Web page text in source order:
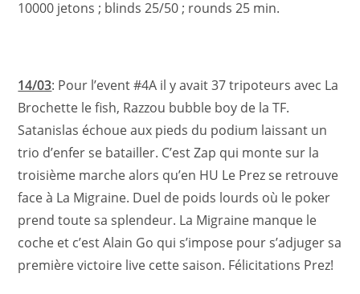
10000 jetons ; blinds 25/50 ; rounds 25 min.
14/03: Pour l’event #4A il y avait 37 tripoteurs avec La
Brochette le fish, Razzou bubble boy de la TF.
Satanislas échoue aux pieds du podium laissant un
trio d’enfer se batailler. C’est Zap qui monte sur la
troisième marche alors qu’en HU Le Prez se retrouve
face à La Migraine. Duel de poids lourds où le poker
prend toute sa splendeur. La Migraine manque le
coche et c’est Alain Go qui s’impose pour s’adjuger sa
première victoire live cette saison. Félicitations Prez!